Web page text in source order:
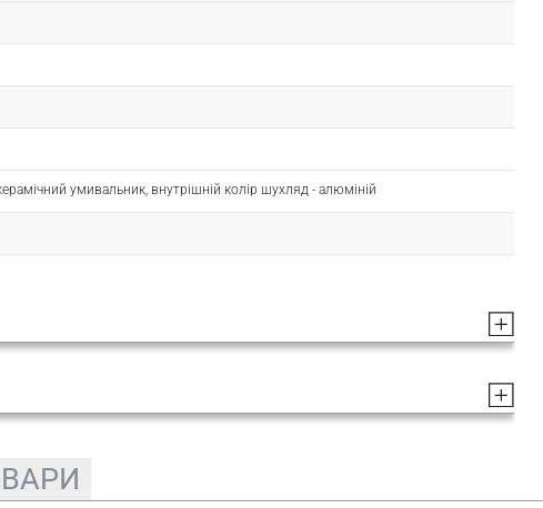
умивальник, внутрішній колір шухляд - алюміній